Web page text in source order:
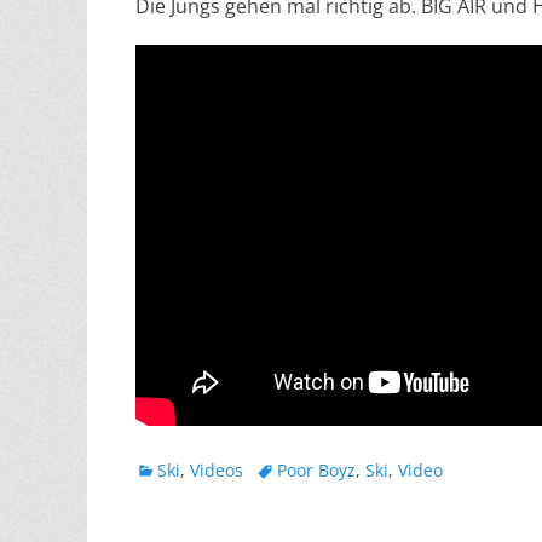
Die Jungs gehen mal richtig ab. BIG AIR und
Kategorien
Ski, Videos Schlagworte
Poor Boyz, Ski, Video